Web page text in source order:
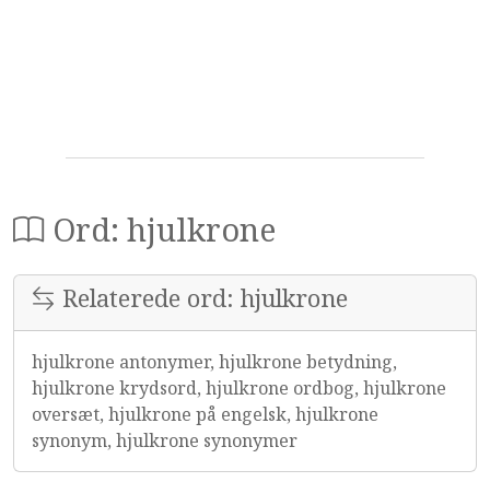
Ord: hjulkrone
Relaterede ord: hjulkrone
hjulkrone antonymer, hjulkrone betydning,
hjulkrone krydsord, hjulkrone ordbog, hjulkrone
oversæt, hjulkrone på engelsk, hjulkrone
synonym, hjulkrone synonymer